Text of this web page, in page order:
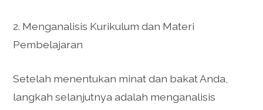
2. Menganalisis Kurikulum dan Materi
Pembelajaran
Setelah menentukan minat dan bakat Anda,
langkah selanjutnya adalah menganalisis